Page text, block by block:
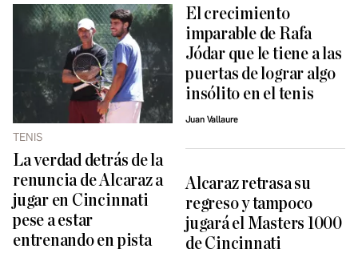
TENIS
La verdad detrás de la
renuncia de Alcaraz a
jugar en Cincinnati
pese a estar
entrenando en pista
El crecimiento
imparable de Rafa
Jódar que le tiene a las
puertas de lograr algo
insólito en el tenis
Juan Vallaure
Alcaraz retrasa su
regreso y tampoco
jugará el Masters 1000
de Cincinnati